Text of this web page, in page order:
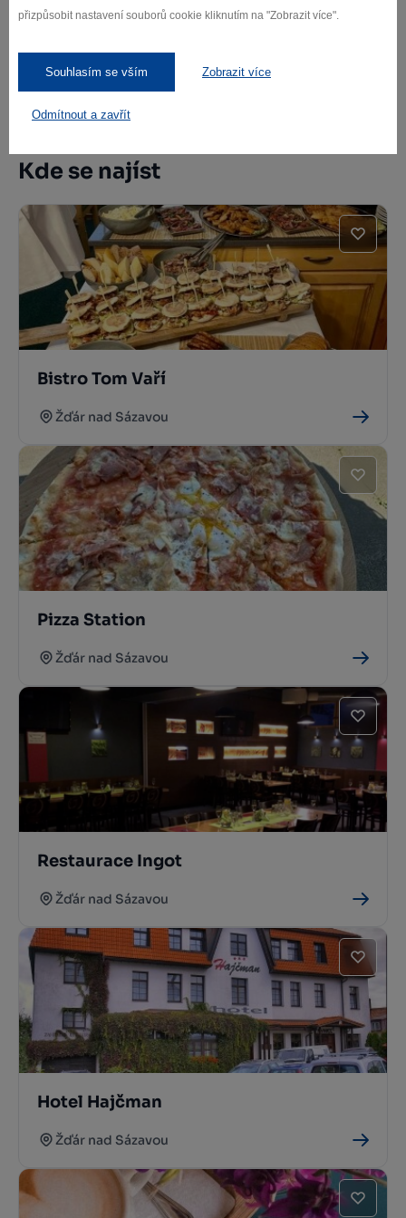
přizpůsobit nastavení souborů cookie kliknutím na "Zobrazit více".
Souhlasím se vším Zobrazit více
Odmítnout a zavřít
Žďár nad Sázavou
Kde se najíst
Bistro Tom Vaří
Žďár nad Sázavou
Pizza Station
Žďár nad Sázavou
Restaurace Ingot
Žďár nad Sázavou
Hotel Hajčman
Žďár nad Sázavou